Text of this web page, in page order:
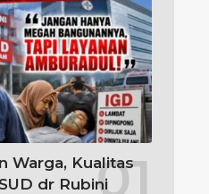
Warga, Kualitas
dr Rubini